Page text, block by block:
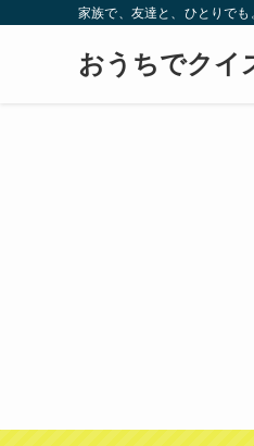
家族で、友達と、ひとりでも
おうちでクイ